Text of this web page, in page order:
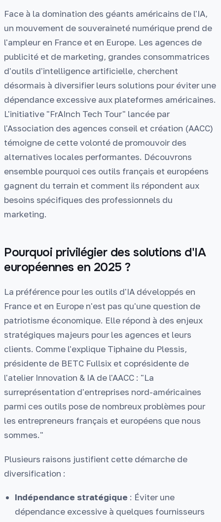
Face à la domination des géants américains de l'IA,
un mouvement de souveraineté numérique prend de
l'ampleur en France et en Europe. Les agences de
publicité et de marketing, grandes consommatrices
d'outils d'intelligence artificielle, cherchent
désormais à diversifier leurs solutions pour éviter une
dépendance excessive aux plateformes américaines.
L'initiative "FrAInch Tech Tour" lancée par
l'Association des agences conseil et création (AACC)
témoigne de cette volonté de promouvoir des
alternatives locales performantes. Découvrons
ensemble pourquoi ces outils français et européens
gagnent du terrain et comment ils répondent aux
besoins spécifiques des professionnels du
marketing.
Pourquoi privilégier des solutions d'IA
européennes en 2025 ?
La préférence pour les outils d'IA développés en
France et en Europe n'est pas qu'une question de
patriotisme économique. Elle répond à des enjeux
stratégiques majeurs pour les agences et leurs
clients. Comme l'explique Tiphaine du Plessis,
présidente de BETC Fullsix et coprésidente de
l'atelier Innovation & IA de l'AACC : "La
surreprésentation d'entreprises nord-américaines
parmi ces outils pose de nombreux problèmes pour
les entrepreneurs français et européens que nous
sommes."
Plusieurs raisons justifient cette démarche de
diversification :
Indépendance stratégique : Éviter une
dépendance excessive à quelques fournisseurs